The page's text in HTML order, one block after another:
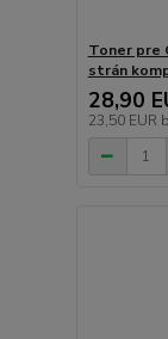
Toner pre
strán
28,90
23,50 EUR